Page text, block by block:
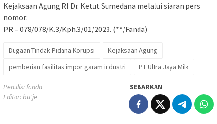
Kejaksaan Agung RI Dr. Ketut Sumedana melalui siaran pers
nomor:
PR – 078/078/K.3/Kph.3/01/2023. (**/Fanda)
Dugaan Tindak Pidana Korupsi
Kejaksaan Agung
pemberian fasilitas impor garam industri
PT Ultra Jaya Milk
Penulis: fanda
Editor: butje
SEBARKAN